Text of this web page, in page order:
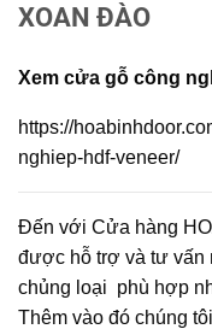
XOAN ĐÀO
Xem cửa gỗ công
https://
nghiep-hdf-veneer/
Đến với Cửa hàng
được hỗ trợ và tư vấn
chủng loại phù hợp
Thêm vào đó chúng